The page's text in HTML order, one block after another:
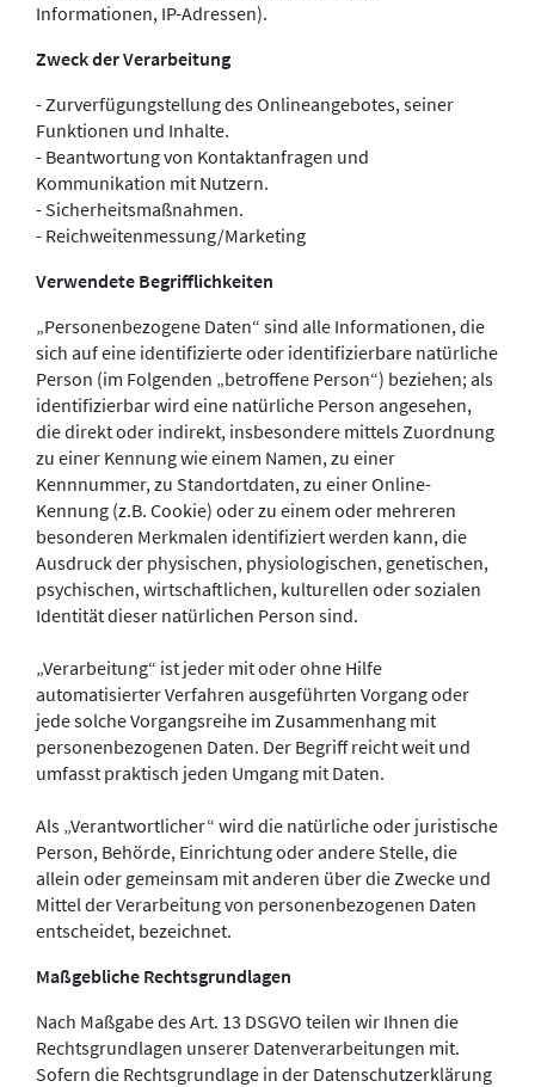
Informationen, IP-Adressen).
Zweck der Verarbeitung
- Zurverfügungstellung des Onlineangebotes, seiner
Funktionen und Inhalte.
- Beantwortung von Kontaktanfragen und
Kommunikation mit Nutzern.
- Sicherheitsmaßnahmen.
- Reichweitenmessung/Marketing
Verwendete Begrifflichkeiten
„Personenbezogene Daten“ sind alle Informationen, die
sich auf eine identifizierte oder identifizierbare natürliche
Person (im Folgenden „betroffene Person“) beziehen; als
identifizierbar wird eine natürliche Person angesehen,
die direkt oder indirekt, insbesondere mittels Zuordnung
zu einer Kennung wie einem Namen, zu einer
Kennnummer, zu Standortdaten, zu einer Online-
Kennung (z.B. Cookie) oder zu einem oder mehreren
besonderen Merkmalen identifiziert werden kann, die
Ausdruck der physischen, physiologischen, genetischen,
psychischen, wirtschaftlichen, kulturellen oder sozialen
Identität dieser natürlichen Person sind.
„Verarbeitung“ ist jeder mit oder ohne Hilfe
automatisierter Verfahren ausgeführten Vorgang oder
jede solche Vorgangsreihe im Zusammenhang mit
personenbezogenen Daten. Der Begriff reicht weit und
umfasst praktisch jeden Umgang mit Daten.
Als „Verantwortlicher“ wird die natürliche oder juristische
Person, Behörde, Einrichtung oder andere Stelle, die
allein oder gemeinsam mit anderen über die Zwecke und
Mittel der Verarbeitung von personenbezogenen Daten
entscheidet, bezeichnet.
Maßgebliche Rechtsgrundlagen
Nach Maßgabe des Art. 13 DSGVO teilen wir Ihnen die
Rechtsgrundlagen unserer Datenverarbeitungen mit.
Sofern die Rechtsgrundlage in der Datenschutzerklärung